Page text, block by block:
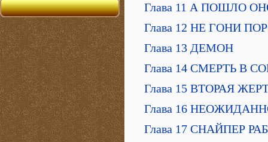
Глава 11 А ПОШЛО
Глава 12 НЕ ГОНИ
Глава 13 ДЕМОН
Глава 14 СМЕРТЬ В
Глава 15 ВТОРАЯ
Глава 16
Глава 17 СНАЙПЕР